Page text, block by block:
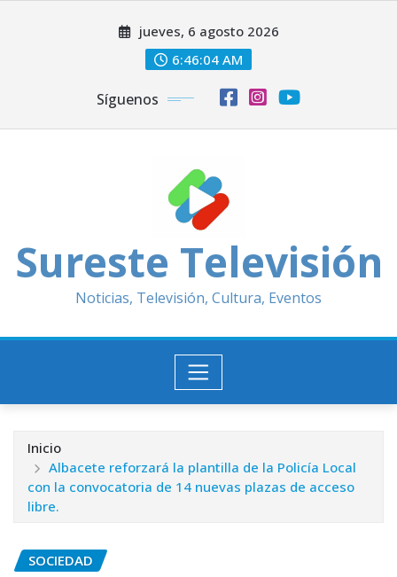
jueves, 6 agosto 2026
6:46:06 AM
Síguenos
Sureste Televisión
Noticias, Televisión, Cultura, Eventos
Inicio
Albacete reforzará la plantilla de la Policía Local
con la convocatoria de 14 nuevas plazas de acceso
libre.
SOCIEDAD